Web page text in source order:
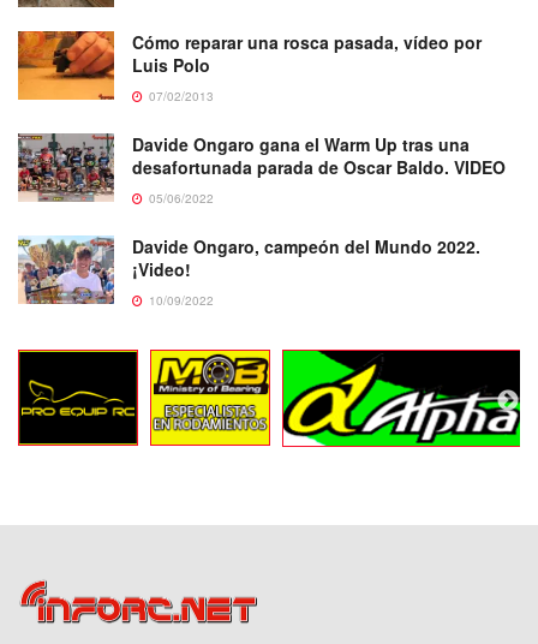
Cómo reparar una rosca pasada, vídeo por
Luis Polo
07/02/2013
Davide Ongaro gana el Warm Up tras una
desafortunada parada de Oscar Baldo. VIDEO
05/06/2022
Davide Ongaro, campeón del Mundo 2022.
¡Video!
10/09/2022